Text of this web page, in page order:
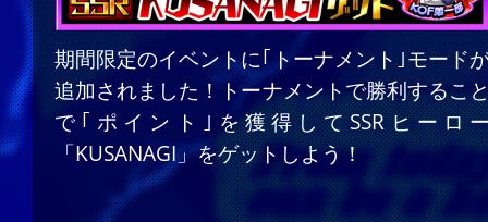
期間限定のイベントに｢トーナメント｣モード
追加されました！トーナメントで勝利するこ
で｢ポイント｣を獲得してSSRヒーロ
「KUSANAGI」をゲットしよう！